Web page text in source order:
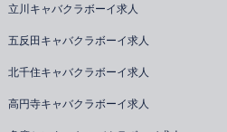
立川キャバクラボーイ求人
五反田キャバクラボーイ求人
北千住キャバクラボーイ求人
高円寺キャバクラボーイ求人